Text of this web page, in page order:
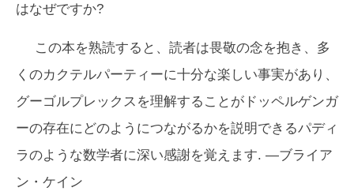
はなぜですか?
この本を熟読すると、読者は畏敬の念を抱き、多
くのカクテルパーティーに十分な楽しい事実があり、
グーゴルプレックスを理解することがドッペルゲンガ
ーの存在にどのようにつながるかを説明できるパディ
ラのような数学者に深い感謝を覚えます. —ブライア
ン・ケイン